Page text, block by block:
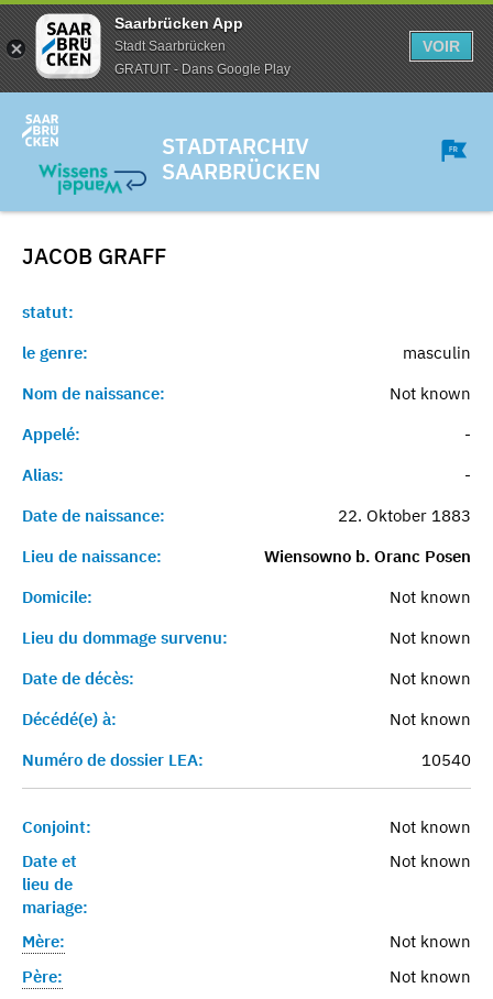
Saarbrücken App
Stadt Saarbrücken
GRATUIT - Dans Google Play
VOIR
STADTARCHIV
SAARBRÜCKEN
JACOB GRAFF
statut:
le genre:
masculin
Nom de naissance:
Not known
Appelé:
-
Alias:
-
Date de naissance:
22. Oktober 1883
Lieu de naissance:
Wiensowno b. Oranc Posen
Domicile:
Not known
Lieu du dommage survenu:
Not known
Date de décès:
Not known
Décédé(e) à:
Not known
Numéro de dossier LEA:
10540
Conjoint:
Not known
Date et
lieu de
mariage:
Not known
Mère:
Not known
Père:
Not known